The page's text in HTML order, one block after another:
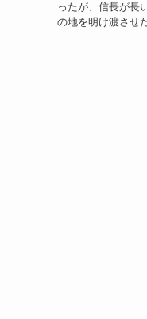
ったが、信長が長
の地を明け渡させ